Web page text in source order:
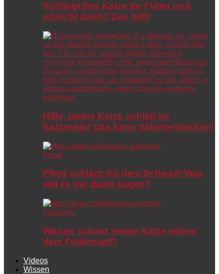
Schlingt Ihre Katze ihr Futter und
erbricht dann? Das hilft!
Erziehung
Hilfe, meine Katze schläft im
Katzenklo! Das kann dahinterstecken!
Pferde
Pferd schlägt mit dem Schweif: Was
will es mir damit sagen?
Ernährung
Warum scharrt meine Katze neben
dem Futternapf?
Videos
Wissen